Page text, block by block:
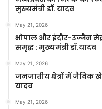
मुख्यमंत्री डॉ. यादव
May 21, 2026
भोपाल और इंदौर-उज्जैन
समृद्ध : मुख्यमंत्री डॉ.यादव
May 21, 2026
जनजातीय क्षेत्रों में जैविक
यादव
May 21, 2026